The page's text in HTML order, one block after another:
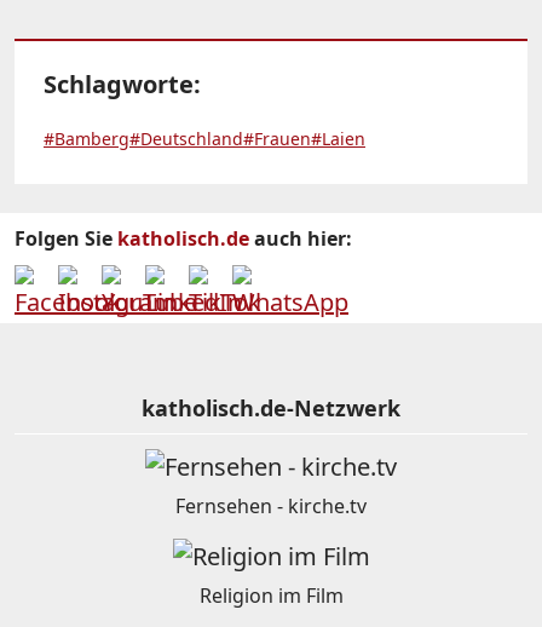
Schlagworte:
#Bamberg#Deutschland#Frauen#Laien
Folgen Sie katholisch.deauch hier:
katholisch.de-Netzwerk
Fernsehen - kirche.tv
Religion im Film